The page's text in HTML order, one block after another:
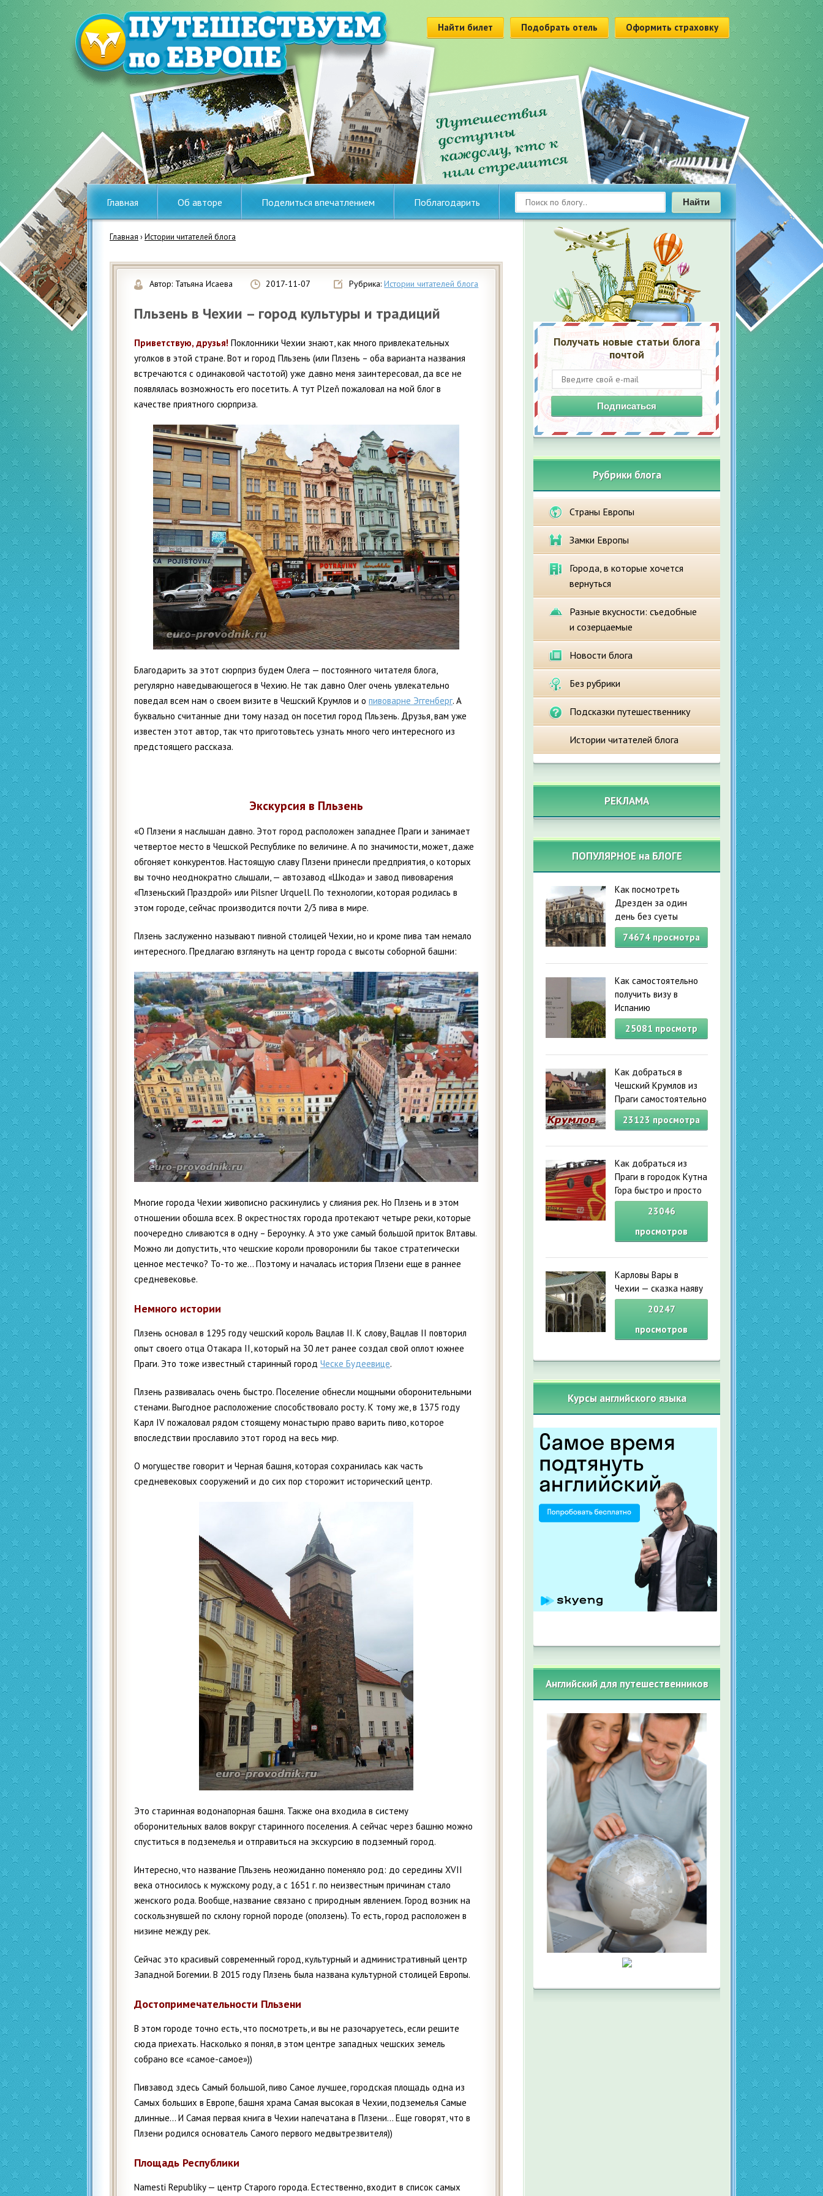
Найти билет Подобрать отель Оформить страховку
Главная Об авторе Поделиться впечатлением Поблагодарить Найти
Главная ›Истории читателей блога
Рубрика:Истории читателей блога
Автор: Татьяна Исаева 2017-11-07
Пльзень в Чехии – город культуры и традиций
Приветствую, друзья! Поклонники Чехии знают, как много привлекательных
уголков в этой стране. Вот и город Пльзень (или Плзень – оба варианта названия
встречаются с одинаковой частотой) уже давно меня заинтересовал, да все не
появлялась возможность его посетить. А тут Plzeň пожаловал на мой блог в
качестве приятного сюрприза.
Благодарить за этот сюрприз будем Олега — постоянного читателя блога,
регулярно наведывающегося в Чехию. Не так давно Олег очень увлекательно
поведал всем нам о своем визите в Чешский Крумлов и о пивоварне Эггенберг. А
буквально считанные дни тому назад он посетил город Пльзень. Друзья, вам уже
известен этот автор, так что приготовьтесь узнать много чего интересного из
предстоящего рассказа.
Экскурсия в Пльзень
«О Плзени я наслышан давно. Этот город расположен западнее Праги и занимает
четвертое место в Чешской Республике по величине. А по значимости, может, даже
обгоняет конкурентов. Настоящую славу Плзени принесли предприятия, о которых
вы точно неоднократно слышали, — автозавод «Шкода» и завод пивоварения
«Плзеньский Праздрой» или Pilsner Urquell. По технологии, которая родилась в
этом городе, сейчас производится почти 2/3 пива в мире.
Плзень заслуженно называют пивной столицей Чехии, но и кроме пива там немало
интересного. Предлагаю взглянуть на центр города с высоты соборной башни:
Многие города Чехии живописно раскинулись у слияния рек. Но Плзень и в этом
отношении обошла всех. В окрестностях города протекают четыре реки, которые
поочередно сливаются в одну – Бероунку. А это уже самый большой приток Влтавы.
Можно ли допустить, что чешские короли проворонили бы такое стратегически
ценное местечко? То-то же… Поэтому и началась история Плзени еще в раннее
средневековье.
Немного истории
Плзень основал в 1295 году чешский король Вацлав II. К слову, Вацлав II повторил
опыт своего отца Отакара II, который на 30 лет ранее создал свой оплот южнее
Праги. Это тоже известный старинный город Ческе Будеевице.
Плзень развивалась очень быстро. Поселение обнесли мощными оборонительными
стенами. Выгодное расположение способствовало росту. К тому же, в 1375 году
Карл IV пожаловал рядом стоящему монастырю право варить пиво, которое
впоследствии прославило этот город на весь мир.
О могуществе говорит и Черная башня, которая сохранилась как часть
средневековых сооружений и до сих пор сторожит исторический центр.
Это старинная водонапорная башня. Также она входила в систему
оборонительных валов вокруг старинного поселения. А сейчас через башню можно
спуститься в подземелья и отправиться на экскурсию в подземный город.
Интересно, что название Пльзень неожиданно поменяло род: до середины XVII
века относилось к мужскому роду, а с 1651 г. по неизвестным причинам стало
женского рода. Вообще, название связано с природным явлением. Город возник на
соскользнувшей по склону горной породе (оползень). То есть, город расположен в
низине между рек.
Сейчас это красивый современный город, культурный и административный центр
Западной Богемии. В 2015 году Плзень была названа культурной столицей Европы.
Достопримечательности Пльзени
В этом городе точно есть, что посмотреть, и вы не разочаруетесь, если решите
сюда приехать. Насколько я понял, в этом центре западных чешских земель
собрано все «самое-самое»))
Пивзавод здесь Самый большой, пиво Самое лучшее, городская площадь одна из
Самых больших в Европе, башня храма Самая высокая в Чехии, подземелья Самые
длинные… И Самая первая книга в Чехии напечатана в Плзени... Еще говорят, что в
Плзени родился основатель Самого первого медвытрезвителя))
Площадь Республики
Namesti Republiky — центр Старого города. Естественно, входит в список самых
Получать новые статьи блога
почтой
Подписаться
Рубрики блога
Страны Европы
Замки Европы
Города, в которые хочется
вернуться
Разные вкусности: съедобные
и созерцаемые
Новости блога
Без рубрики
Подсказки путешественнику
Истории читателей блога
РЕКЛАМА
ПОПУЛЯРНОЕ на БЛОГЕ
Как посмотреть
Дрезден за один
день без суеты
74674просмотра
Как самостоятельно
получить визу в
Испанию
25081 просмотр
Как добраться в
Чешский Крумлов из
Праги самостоятельно
23123 просмотра
Как добраться из
Праги в городок Кутна
Гора быстро и просто
23046
просмотров
Карловы Вары в
Чехии — сказка наяву
20247
просмотров
Курсы английского языка
Английский для путешественников